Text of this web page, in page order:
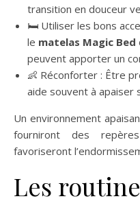
transition en douceur
🛏️ Utiliser les bons
le matelas Magic Bed
peuvent apporter un
👶 Réconforter : Être
aide souvent à apaiser
Un environnement
fourniront des
favoriseront
Les